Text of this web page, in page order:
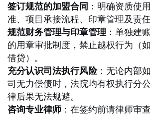
签订规范的加盟合同 ：明确资质使
准、项目承接流程、印章管理及责
规范财务管理与印章管理 ：单独建
的用章审批制度，禁止越权行为（
借贷）。
充分认识司法执行风险：无论内部
司无力偿债时，法院均有权执行分
律后果无法规避。
咨询专业律师 ：在签约前请律师审